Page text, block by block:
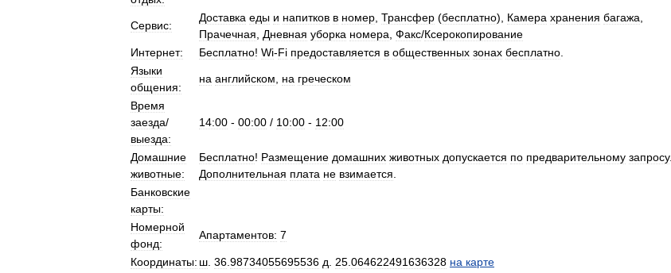
Сервис:
Доставка еды и напитков в номер Трансфер (бесплатно), Камера хранения багажа
Прачечная
Дневная уборка номера Факс/Ксерокопирование
Интернет:
Бесплатно! Wi-Fi предоставляется в общественных зонах бесплатно
Языки
общения:
на английском на греческом
Время
заезда/
выезда:
14:00 - 00:00 / 10:00 - 12:00
Домашние
животные:
Бесплатно! Размещение домашних животных допускается по предварительному запросу.
Дополнительная плата не взимается
Банковские
карты:
Номерной
фонд:
Апартаментов: 7
Координаты: ш 36 98734055695536 д 25 064622491636328 на карте